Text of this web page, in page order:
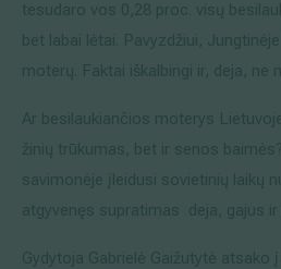
tesudaro vos 0,28 proc. visų
bet labai lėtai. Pavyzdžiui,
moterų. Faktai iškalbingi ir, deja, ne
Ar besilaukiančios moterys
žinių trūkumas, bet ir senos
savimonėje įleidusi sovietinių laikų
atgyvenęs supratimas deja, gajus ir
Gydytoja Gabrielė Gaižutytė atsako